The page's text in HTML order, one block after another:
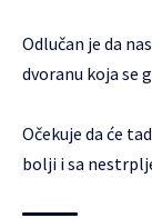
Odlučan je da
dvoranu koja se
Očekuje da će
bolji i sa